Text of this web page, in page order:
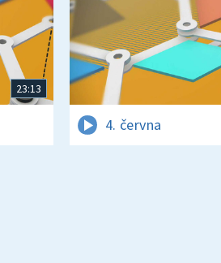
23:13
4. června